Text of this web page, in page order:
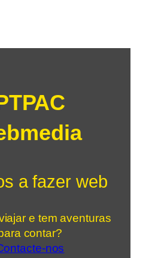
a fazer web
e tem aventuras
contar?
nos